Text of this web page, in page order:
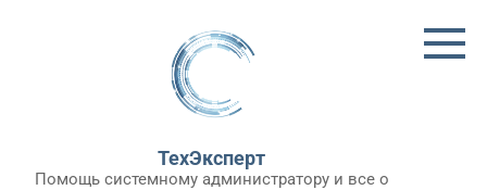
ТехЭксперт
Помощь системному администратору и все о